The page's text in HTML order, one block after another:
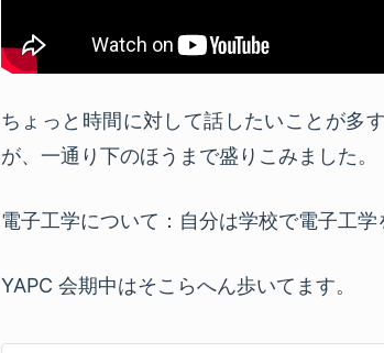
ちょっと時間に対して話したいことが多
が、一通り下のほうまで盛りこみました。
電子工学について：自分は学校で電子工
YAPC 会期中はそこらへん歩いてます。